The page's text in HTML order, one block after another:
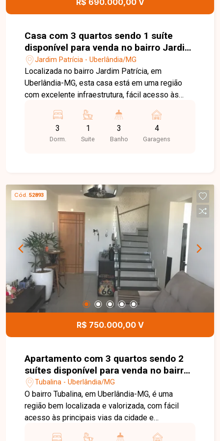
R$ 690.000,00 V
Casa com 3 quartos sendo 1 suíte
disponível para venda no bairro Jardim
Patrícia em Uberlândia-MG
Jardim Patrícia - Uberlândia/MG
Localizada no bairro Jardim Patrícia, em
Uberlândia-MG, esta casa está em uma região
com excelente infraestrutura, fácil acesso às
supermercados, escolas, farmácias, comércios e
diversos serviços, proporcionando praticidade,
conforto e qualidade de vida para toda a família.
sendo 01 suíte, todos com armários planejados,
banheiro social, cozinha planejada com armários,
despensa, área de serviço, banheiro de apoio e
04 vagas de garagem. Na área externa, oferece
um agradável espaço gourmet com churrasqueira,
ideal para momentos de lazer e confraternização.
Esta é uma excelente oportunidade para quem
busca um imóvel funcional, confortável e pronto
para morar no bairro Jardim Patrícia. Agende uma
visita e venha conhecer todos os detalhes desta
casa.
3
Dorm.
1
Suite
3
Banho
4
Garagens
Cód. 52893
R$ 750.000,00 V
Apartamento com 3 quartos sendo 2
suítes disponível para venda no bairro
Tubalina em Uberlândia-MG
Tubalina - Uberlândia/MG
O bairro Tubalina, em Uberlândia-MG, é uma
região bem localizada e valorizada, com fácil
acesso às principais vias da cidade e